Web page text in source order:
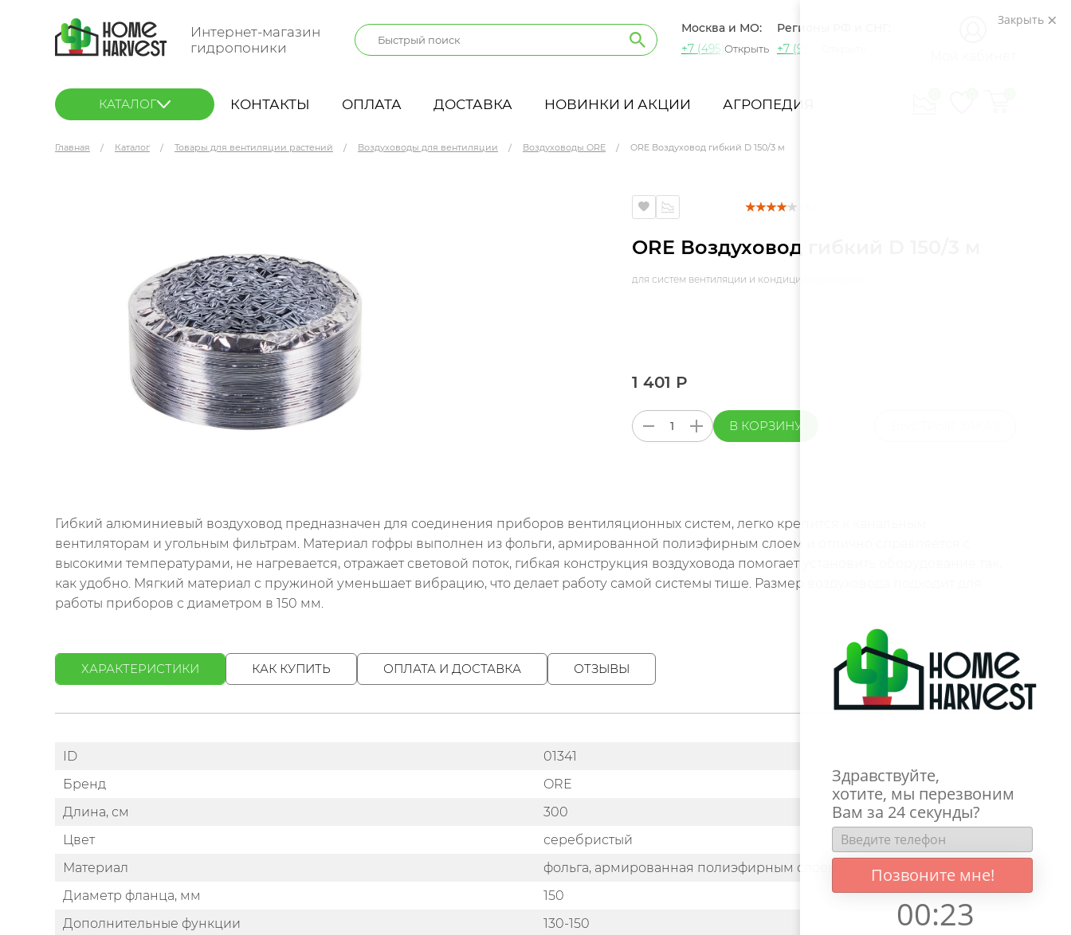
Интернет-магазин
гидропоники
Москва и МО:
+7 (495) 721-60-15
Открыть
Регионы РФ и СНГ:
+7 (965) 420-10-10
КАТАЛОГ КОНТАКТЫ ОПЛАТА ДОСТАВКА НОВИНКИ И АКЦИИ АГРОПЕДИЯ
Главная Каталог Товары для вентиляции растений Воздуховоды для вентиляции Воздуховоды ORE ORE Воздуховод гибкий D 150/3 м
ORE Воздуховод гибкий D 150/3 м
для систем вентиляции и кондиционирования
1 401 Р
В КОРЗИНУ
Гибкий алюминиевый воздуховод предназначен для соединения приборов вентиляционных систем, легко крепится к канальным
вентиляторам и угольным фильтрам. Материал гофры выполнен из фольги, армированной полиэфирным слоем и отлично справляется с
высокими температурами, не нагревается, отражает световой поток, гибкая конструкция воздуховода помогает установить оборудование так,
как удобно. Мягкий материал с пружиной уменьшает вибрацию, что делает работу самой системы тише. Размер воздуховода подходит для
работы приборов с диаметром в 150 мм.
ХАРАКТЕРИСТИКИ КАК КУПИТЬ ОПЛАТА И ДОСТАВКА ОТЗЫВЫ
ID
01341
Бренд
ORE
Длина, см
300
Цвет
серебристый
Материал
фольга, армированная полиэфирным слоем
Диаметр фланца, мм
150
Дополнительные функции
130-150
Закрыть
Здравствуйте,
хотите, мы перезвоним
Вам за 24 секунды?
Позвоните мне!
00:23